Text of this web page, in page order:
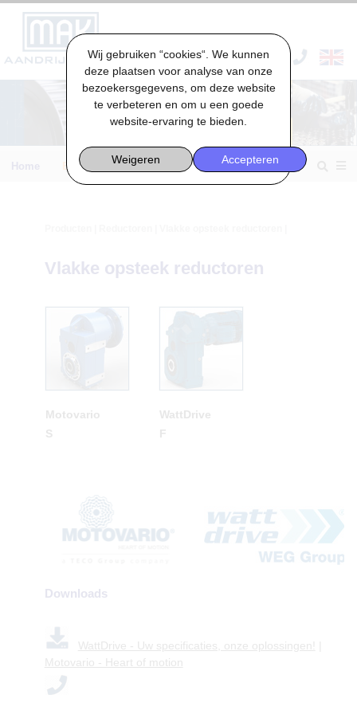
Wij gebruiken “cookies“. We kunnen
deze plaatsen voor analyse van onze
bezoekersgegevens, om deze website
te verbeteren en om u een goede
website-ervaring te bieden.
Weigeren Accepteren
VACATURES & STAGES
Engineering
Vlakke opsteek reductoren
Motovario
S
WattDrive
F
Downloads
WattDrive - Uw specificaties, onze oplossingen!
Motovario - Heart of motion